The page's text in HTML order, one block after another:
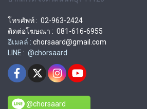
โทรศัพท์ : 02-963-2424
ติดต่อโฆษณา : 081-616-6955
อีเมลล์ : chorsaard@gmail.com
LINE : @chorsaard
@chorsaard